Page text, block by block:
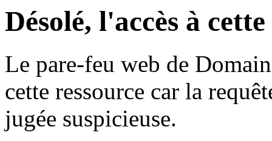
Désolé, l'accès à
Le pare-feu web de
cette ressource car la
jugée suspicieuse.